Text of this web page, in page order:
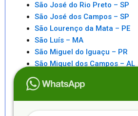
São José do Rio Preto – SP
São José dos Campos – SP
São Lourenço da Mata – PE
São Luís – MA
São Miguel do Iguaçu – PR
São Miguel dos Campos – AL
São Paulo – SP
São Pedro da Aldeia – RJ
São Sebastiao – SP
São Sebastião – AL